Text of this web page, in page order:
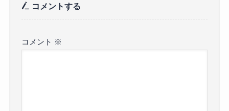
コメントする
コメント ※